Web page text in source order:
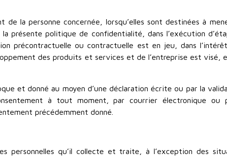
de la personne concernée, lorsqu’elles sont destinées à
présente politique de confidentialité, dans l’exécution
précontractuelle ou contractuelle est en jeu, dans
des produits et services et de l’entreprise est visé,
et donné au moyen d’une déclaration écrite ou par la
à tout moment, par courrier électronique ou
précédemment donné.
personnelles qu’il collecte et traite, à l’exception des